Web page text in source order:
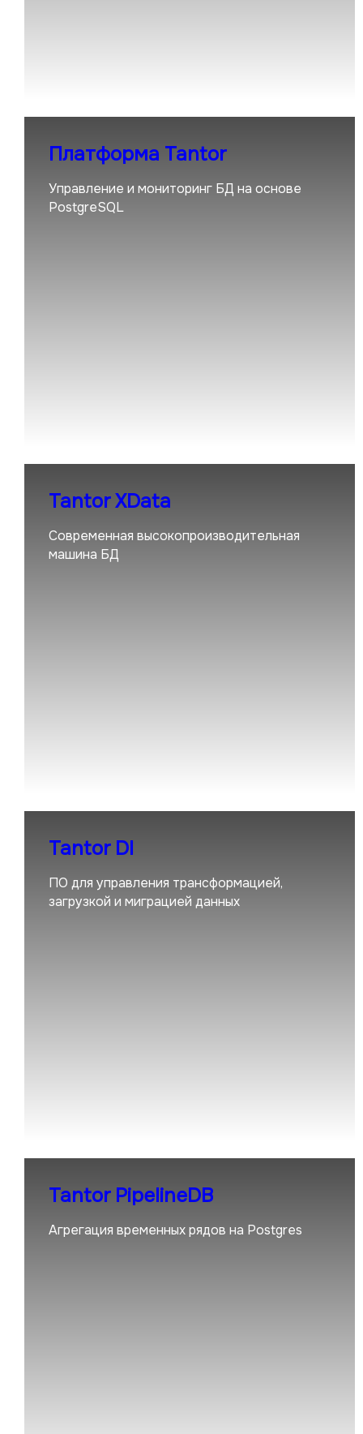
Платформа Tantor
Управление и мониторинг БД на основе
PostgreSQL
Tantor XData
Современная высокопроизводительная
машина БД
Tantor DI
ПО для управления трансформацией,
загрузкой и миграцией данных
Tantor PipelineDB
Агрегация временных рядов на Postgres